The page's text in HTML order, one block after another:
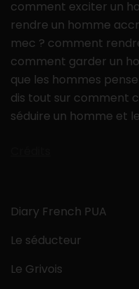
comment exciter un
rendre un homme
mec ? comment
comment garder un
que les hommes
dis tout sur comment
séduire un homme et
Diary French PUA
Le séducteur
Le Grivois